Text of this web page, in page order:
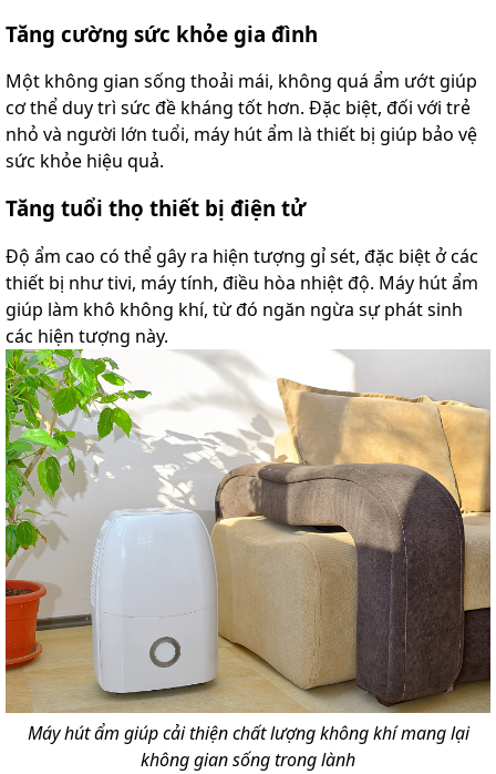
Tăng cường sức khỏe gia đình
Một không gian sống thoải mái, không quá ẩm ướt giúp
cơ thể duy trì sức đề kháng tốt hơn. Đặc biệt, đối với trẻ
nhỏ và người lớn tuổi, máy hút ẩm là thiết bị giúp bảo vệ
sức khỏe hiệu quả.
Tăng tuổi thọ thiết bị điện tử
Độ ẩm cao có thể gây ra hiện tượng gỉ sét, đặc biệt ở các
thiết bị như tivi, máy tính, điều hòa nhiệt độ. Máy hút ẩm
giúp làm khô không khí, từ đó ngăn ngừa sự phát sinh
các hiện tượng này.
Máy hút ẩm giúp cải thiện chất lượng không khí mang lại
không gian sống trong lành